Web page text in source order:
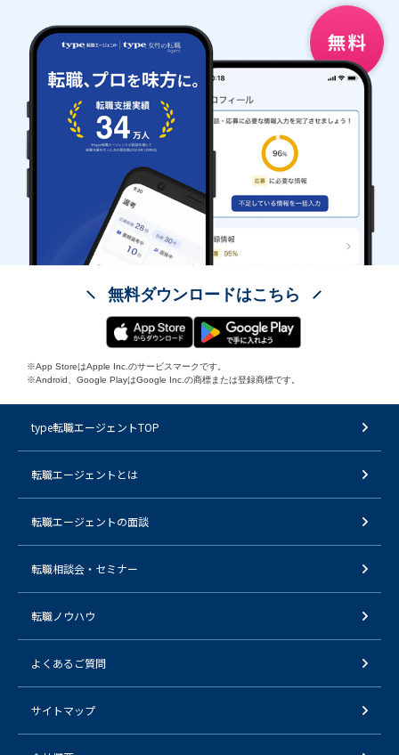
無料ダウンロードはこちら
※App StoreはApple Inc.のサービスマークです。
※Android、Google PlayはGoogle Inc.の商標または登録商標です。
type転職エージェントTOP
転職エージェントとは
転職エージェントの面談
転職相談会・セミナー
転職ノウハウ
よくあるご質問
サイトマップ